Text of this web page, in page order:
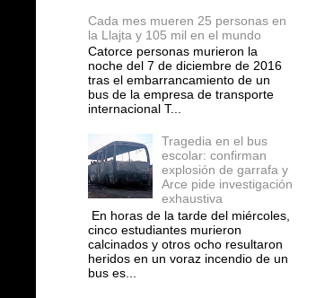
Cada mes mueren 25 personas en
la Llajta y 105 mil en el mundo
Catorce personas murieron la
noche del 7 de diciembre de 2016
tras el embarrancamiento de un
bus de la empresa de transporte
internacional T...
Tragedia en el bus
escolar: confirman
explosión de garrafa y
Arce pide investigación
exhaustiva
En horas de la tarde del miércoles,
cinco estudiantes murieron
calcinados y otros ocho resultaron
heridos en un voraz incendio de un
bus es...